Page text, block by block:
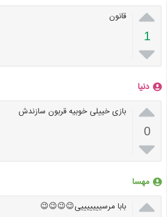

1

قانون
دنیا

0

بازی خییلی خوبیه قربون سازندش
مهسا
 بابا مرسیییییییی😉😉😉😉